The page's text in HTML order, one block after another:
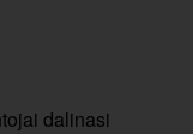
dalinasi